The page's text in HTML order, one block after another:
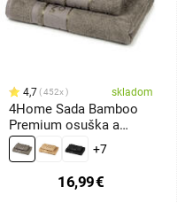
4,7 452x skladom
4Home Sada Bamboo
Premium osuška a
uterák sivá, 70 x 140 cm,
50 x 100 cm
+7
16,99€